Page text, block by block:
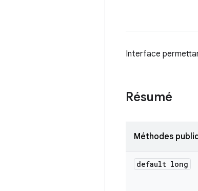
Interface
Résumé
Méthodes
default long